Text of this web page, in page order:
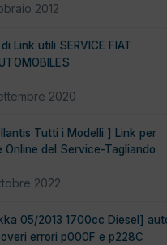
2012
Link utili SERVICE FIAT
2020
Tutti i Modelli ] Link per
Online del Service-Tagliando
2022
05/2013 1700cc Diesel]
errori p000F e p228C